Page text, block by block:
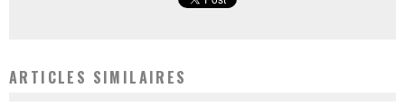
ARTICLES SIMILAIRES